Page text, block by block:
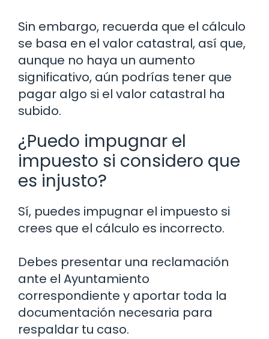
Sin embargo, recuerda que el cálculo
se basa en el valor catastral, así que,
aunque no haya un aumento
significativo, aún podrías tener que
pagar algo si el valor catastral ha
subido.
¿Puedo impugnar el
impuesto si considero que
es injusto?
Sí, puedes impugnar el impuesto si
crees que el cálculo es incorrecto.
Debes presentar una reclamación
ante el Ayuntamiento
correspondiente y aportar toda la
documentación necesaria para
respaldar tu caso.